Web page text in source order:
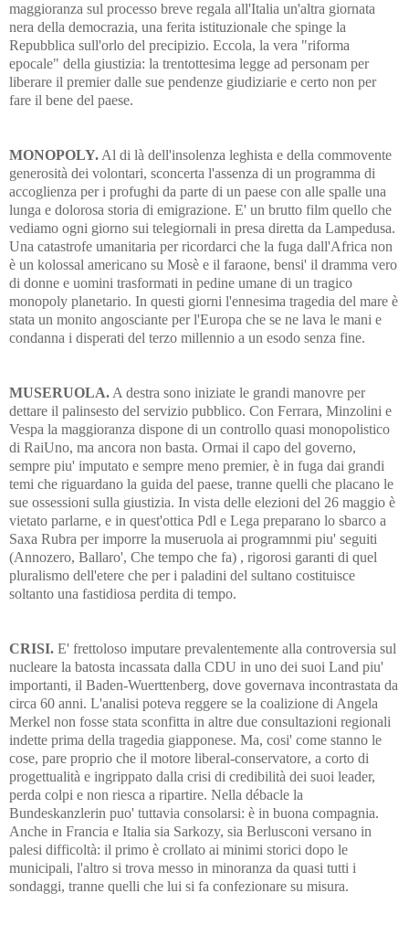
maggioranza sul processo breve regala all'Italia un'altra giornata
nera della democrazia, una ferita istituzionale che spinge la
Repubblica sull'orlo del precipizio. Eccola, la vera "riforma
epocale" della giustizia: la trentottesima legge ad personam per
liberare il premier dalle sue pendenze giudiziarie e certo non per
fare il bene del paese.
MONOPOLY. Al di là dell'insolenza leghista e della commovente
generosità dei volontari, sconcerta l'assenza di un programma di
accoglienza per i profughi da parte di un paese con alle spalle una
lunga e dolorosa storia di emigrazione. E' un brutto film quello che
vediamo ogni giorno sui telegiornali in presa diretta da Lampedusa.
Una catastrofe umanitaria per ricordarci che la fuga dall'Africa non
è un kolossal americano su Mosè e il faraone, bensi' il dramma vero
di donne e uomini trasformati in pedine umane di un tragico
monopoly planetario. In questi giorni l'ennesima tragedia del mare è
stata un monito angosciante per l'Europa che se ne lava le mani e
condanna i disperati del terzo millennio a un esodo senza fine.
MUSERUOLA. A destra sono iniziate le grandi manovre per
dettare il palinsesto del servizio pubblico. Con Ferrara, Minzolini e
Vespa la maggioranza dispone di un controllo quasi monopolistico
di RaiUno, ma ancora non basta. Ormai il capo del governo,
sempre piu' imputato e sempre meno premier, è in fuga dai grandi
temi che riguardano la guida del paese, tranne quelli che placano le
sue ossessioni sulla giustizia. In vista delle elezioni del 26 maggio è
vietato parlarne, e in quest'ottica Pdl e Lega preparano lo sbarco a
Saxa Rubra per imporre la museruola ai programnmi piu' seguiti
(Annozero, Ballaro', Che tempo che fa) , rigorosi garanti di quel
pluralismo dell'etere che per i paladini del sultano costituisce
soltanto una fastidiosa perdita di tempo.
CRISI. E' frettoloso imputare prevalentemente alla controversia sul
nucleare la batosta incassata dalla CDU in uno dei suoi Land piu'
importanti, il Baden-Wuerttenberg, dove governava incontrastata da
circa 60 anni. L'analisi poteva reggere se la coalizione di Angela
Merkel non fosse stata sconfitta in altre due consultazioni regionali
indette prima della tragedia giapponese. Ma, cosi' come stanno le
cose, pare proprio che il motore liberal-conservatore, a corto di
progettualità e ingrippato dalla crisi di credibilità dei suoi leader,
perda colpi e non riesca a ripartire. Nella débacle la
Bundeskanzlerin puo' tuttavia consolarsi: è in buona compagnia.
Anche in Francia e Italia sia Sarkozy, sia Berlusconi versano in
palesi difficoltà: il primo è crollato ai minimi storici dopo le
municipali, l'altro si trova messo in minoranza da quasi tutti i
sondaggi, tranne quelli che lui si fa confezionare su misura.